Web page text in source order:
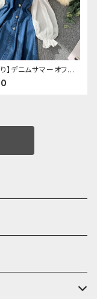
】デニムサマーオフシ
ンピース（ミニ丈